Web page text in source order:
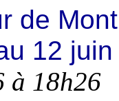
de
12 juin
à 18h26